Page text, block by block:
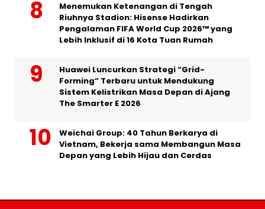
Menemukan Ketenangan di Tengah
Riuhnya Stadion: Hisense Hadirkan
Pengalaman FIFA World Cup 2026™ yang
Lebih Inklusif di 16 Kota Tuan Rumah
Huawei Luncurkan Strategi “Grid-
Forming” Terbaru untuk Mendukung
Sistem Kelistrikan Masa Depan di Ajang
The Smarter E 2026
Weichai Group: 40 Tahun Berkarya di
Vietnam, Bekerja sama Membangun Masa
Depan yang Lebih Hijau dan Cerdas